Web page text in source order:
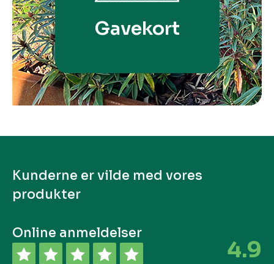
Gavekort
Kunderne er vilde med vores
produkter
Online anmeldelser
4.9